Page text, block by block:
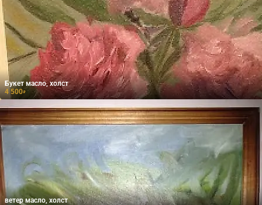
Букет масло, холст
4 500₽
ветер масло, холст